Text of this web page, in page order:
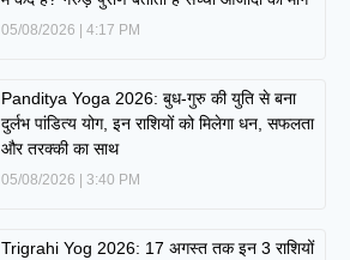
05/08/2026 4:17 PM
Panditya Yoga 2026: बुध-गुरु की युति से बना
दुर्लभ पांडित्य योग, इन राशियों को मिलेगा धन, सफलता
और तरक्की का साथ
05/08/2026 3:40 PM
Trigrahi Yog 2026: 17 अगस्त तक इन 3 राशियों